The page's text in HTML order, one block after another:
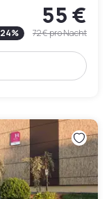
55 €
24% 72 €pro Nacht